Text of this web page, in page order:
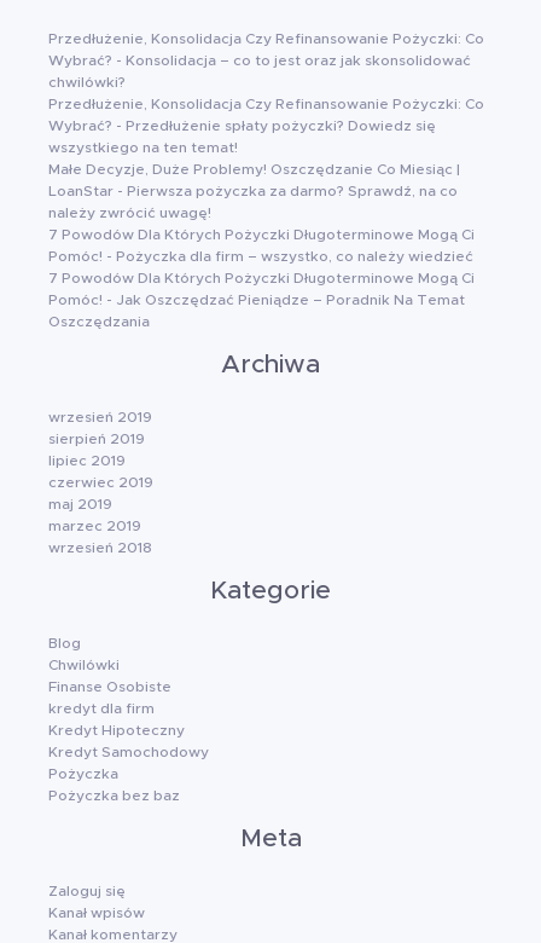
Przedłużenie, Konsolidacja Czy Refinansowanie Pożyczki: Co
Wybrać? - Konsolidacja – co to jest oraz jak skonsolidować
chwilówki?
Przedłużenie, Konsolidacja Czy Refinansowanie Pożyczki: Co
Wybrać? - Przedłużenie spłaty pożyczki? Dowiedz się
wszystkiego na ten temat!
Małe Decyzje, Duże Problemy! Oszczędzanie Co Miesiąc |
LoanStar - Pierwsza pożyczka za darmo? Sprawdź, na co
należy zwrócić uwagę!
7 Powodów Dla Których Pożyczki Długoterminowe Mogą Ci
Pomóc! - Pożyczka dla firm – wszystko, co należy wiedzieć
7 Powodów Dla Których Pożyczki Długoterminowe Mogą Ci
Pomóc! - Jak Oszczędzać Pieniądze – Poradnik Na Temat
Oszczędzania
Archiwa
wrzesień 2019
sierpień 2019
lipiec 2019
czerwiec 2019
maj 2019
marzec 2019
wrzesień 2018
Kategorie
Blog
Chwilówki
Finanse Osobiste
kredyt dla firm
Kredyt Hipoteczny
Kredyt Samochodowy
Pożyczka
Pożyczka bez baz
Meta
Zaloguj się
Kanał wpisów
Kanał komentarzy